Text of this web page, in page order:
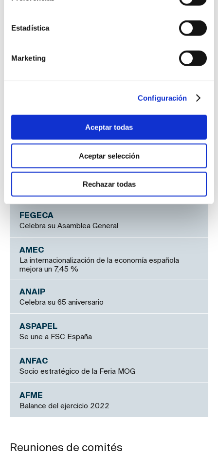
Estadística
Marketing
Configuración
Aceptar todas
Aceptar selección
Rechazar todas
Aislamiento en la protección frente a la humedad
Crecen las exportaciones de materiales de
AIFIM
Impermeabilización en cubiertas solares
FEGECA
Celebra su Asamblea General
AMEC
La internacionalización de la economía española
mejora un 7,45 %
ANAIP
Celebra su 65 aniversario
ASPAPEL
Se une a FSC España
ANFAC
Socio estratégico de la Feria MOG
AFME
Balance del ejercicio 2022
Reuniones de comités